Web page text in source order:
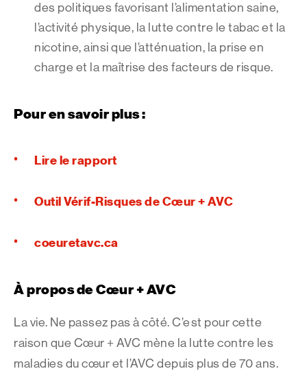
des politiques favorisant l’alimentation saine,
l’activité physique, la lutte contre le tabac et la
nicotine, ainsi que l’atténuation, la prise en
charge et la maîtrise des facteurs de risque.
Pour en savoir plus :
Lire le rapport
Outil Vérif-Risques de Cœur + AVC
coeuretavc.ca
À propos de Cœur + AVC
La vie. Ne passez pas à côté. C’est pour cette
raison que Cœur + AVC mène la lutte contre les
maladies du cœur et l’AVC depuis plus de 70 ans.